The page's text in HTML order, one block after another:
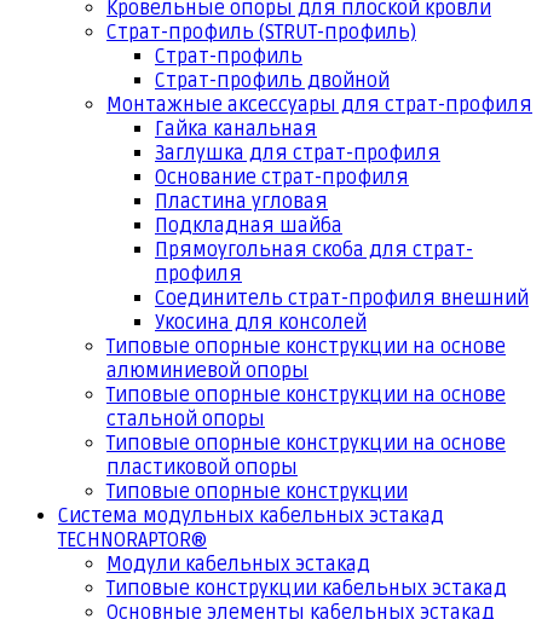
Кровельные опоры для плоской кровли
Страт-профиль (STRUT-профиль)
Страт-профиль
Страт-профиль двойной
Монтажные аксессуары для страт-профиля
Гайка канальная
Заглушка для страт-профиля
Основание страт-профиля
Пластина угловая
Подкладная шайба
Прямоугольная скоба для страт-
профиля
Соединитель страт-профиля внешний
Укосина для консолей
Типовые опорные конструкции на основе
алюминиевой опоры
Типовые опорные конструкции на основе
стальной опоры
Типовые опорные конструкции на основе
пластиковой опоры
Типовые опорные конструкции
Система модульных кабельных эстакад
TECHNORAPTOR®
Модули кабельных эстакад
Типовые конструкции кабельных эстакад
Основные элементы кабельных эстакад